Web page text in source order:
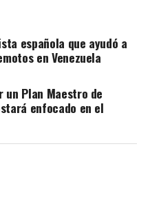
española que ayudó a
en Venezuela
un Plan Maestro de
enfocado en el